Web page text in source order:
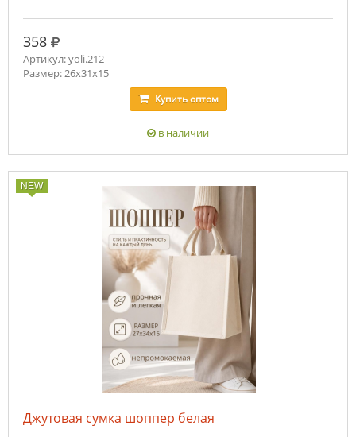
358 руб.
Артикул: yoli.212
Размер: 26x31x15
Купитьоптом
в наличии
NEW
Джутовая сумка шоппер белая